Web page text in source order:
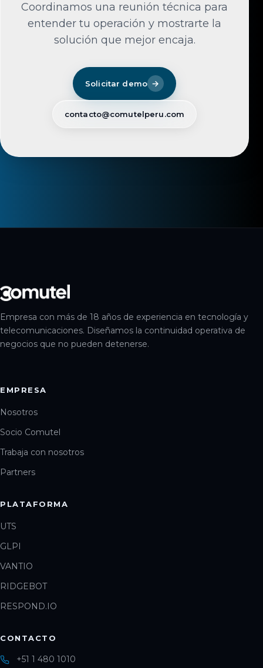
Coordinamos una reunión técnica para
entender tu operación y mostrarte la
solución que mejor encaja.
Solicitar demo →
contacto@comutelperu.com
Empresa con más de 18 años de experiencia en tecnología y
telecomunicaciones. Diseñamos la continuidad operativa de
negocios que no pueden detenerse.
EMPRESA
Nosotros
Socio Comutel
Trabaja con nosotros
Partners
PLATAFORMA
UTS
GLPI
VANTIO
RIDGEBOT
RESPOND.IO
CONTACTO
+51 1 480 1010